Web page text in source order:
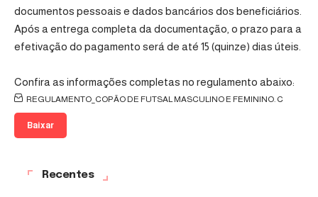
documentos pessoais e dados bancários dos beneficiários.
Após a entrega completa da documentação, o prazo para a
efetivação do pagamento será de até 15 (quinze) dias úteis.
Confira as informações completas no regulamento abaixo:
REGULAMENTO_COPÃO DE FUTSAL MASCULINO E FEMININO. C
Baixar
Recentes